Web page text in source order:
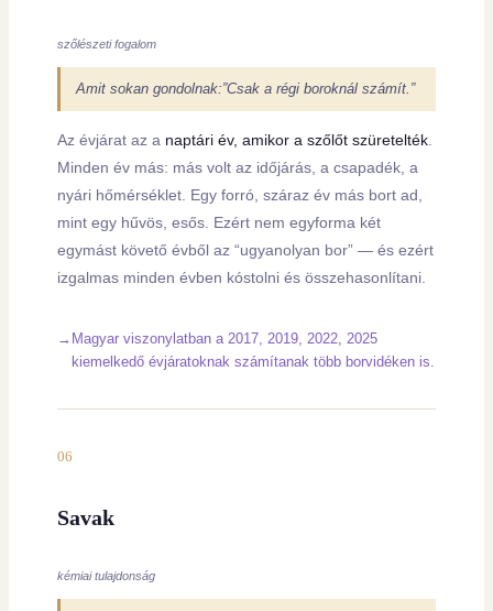
szőlészeti fogalom
Amit sokan gondolnak:”Csak a régi boroknál számít.”
Az évjárat az a naptári év, amikor a szőlőt szüretelték
Minden év más: más volt az időjárás, a csapadék, a
nyári hőmérséklet. Egy forró, száraz év más bort ad,
mint egy hűvös, esős. Ezért nem egyforma két
egymást követő évből az “ugyanolyan bor” — és ezért
izgalmas minden évben kóstolni és összehasonlítani.
Magyar viszonylatban a 2017, 2019, 2022, 2025
kiemelkedő évjáratoknak számítanak több borvidéken is.
06
Savak
kémiai tulajdonság